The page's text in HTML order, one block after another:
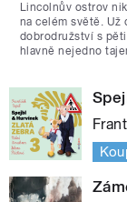
Lincolnův ostrov
na celém světě. Už
dobrodružství s
hlavně nejedno